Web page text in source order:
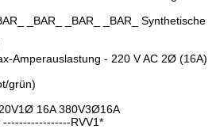
_BAR_ _BAR_ _BAR_ Synthetische
Amperauslastung - 220 V AC 2Ø (16A)
grün)
16A 380V3Ø16A
RVV1*